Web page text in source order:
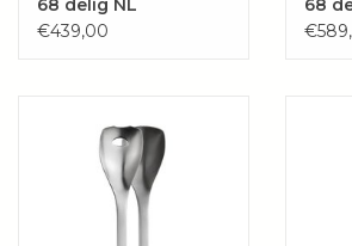
2x serveer/vleesvork
In prachtig geschenkdoos geleverd.
Vaatwasmachinebestendig en
68 delig NL
Bestekcassette
€439,00
68